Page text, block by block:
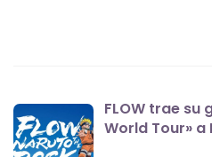
FLOW trae su
World Tour» a